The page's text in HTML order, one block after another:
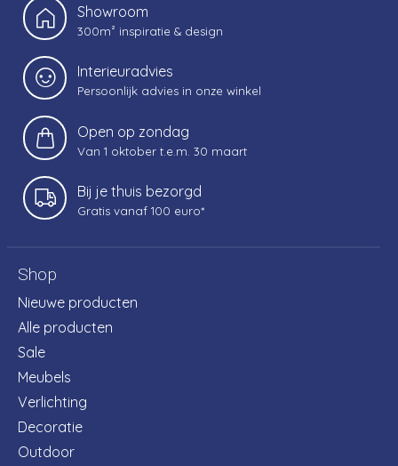
Showroom
300m² inspiratie & design
Interieuradvies
Persoonlijk advies in onze winkel
Open op zondag
Van 1 oktober t.e.m. 30 maart
Bij je thuis bezorgd
Gratis vanaf 100 euro*
Shop
Nieuwe producten
Alle producten
Sale
Meubels
Verlichting
Decoratie
Outdoor